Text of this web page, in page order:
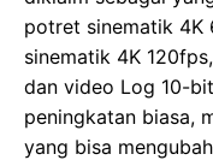
potret sinematik 4K
sinematik 4K
dan video Log 10-
peningkatan biasa,
yang bisa